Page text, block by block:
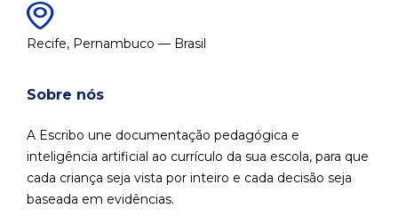
Recife, Pernambuco — Brasil
Sobre nós
A Escribo une documentação pedagógica e
inteligência artificial ao currículo da sua escola, para que
cada criança seja vista por inteiro e cada decisão seja
baseada em evidências.